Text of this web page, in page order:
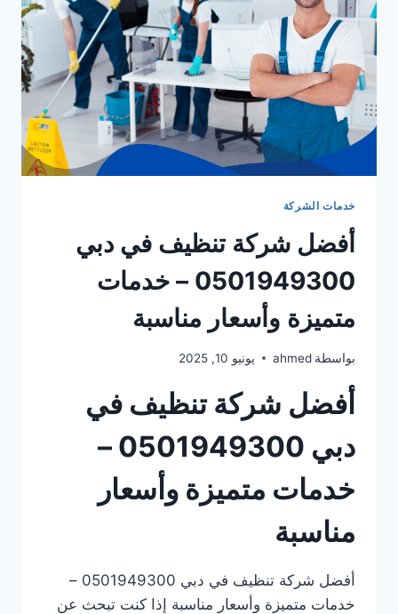
خدمات الشركة
أفضل شركة تنظيف في دبي
0501949300 – خدمات
متميزة وأسعار مناسبة
بواسطة ahmed يونيو 10, 2025
أفضل شركة تنظيف في
دبي 0501949300 –
خدمات متميزة وأسعار
مناسبة
أفضل شركة تنظيف في دبي 0501949300 –
خدمات متميزة وأسعار مناسبة إذا كنت تبحث عن